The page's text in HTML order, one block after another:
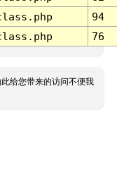
94
76
给您带来的访问不便我